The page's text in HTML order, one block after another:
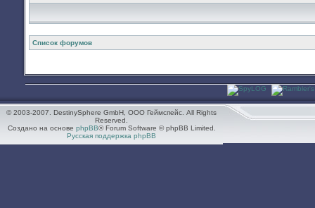
Список форумов
© 2003-2007. DestinySphere GmbH, ООО Геймспейс. All Rights
Reserved.
Создано на основе phpBB® Forum Software © phpBB Limited.
Русская поддержка phpBB